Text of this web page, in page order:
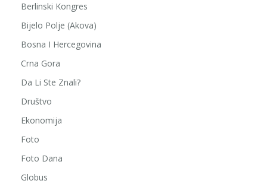
Berlinski Kongres
Bijelo Polje (Akova)
Bosna I Hercegovina
Crna Gora
Da Li Ste Znali?
Društvo
Ekonomija
Foto
Foto Dana
Globus